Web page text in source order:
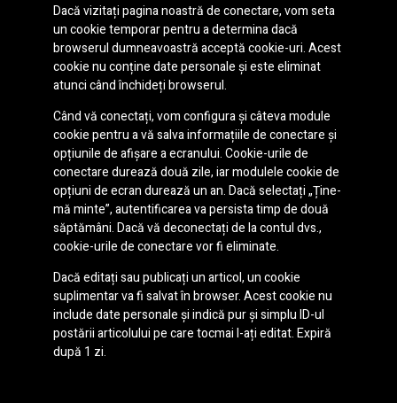
Dacă vizitați pagina noastră de conectare, vom seta
un cookie temporar pentru a determina dacă
browserul dumneavoastră acceptă cookie-uri. Acest
cookie nu conține date personale și este eliminat
atunci când închideți browserul.
Când vă conectați, vom configura și câteva module
cookie pentru a vă salva informațiile de conectare și
opțiunile de afișare a ecranului. Cookie-urile de
conectare durează două zile, iar modulele cookie de
opțiuni de ecran durează un an. Dacă selectați „Ține-
mă minte”, autentificarea va persista timp de două
săptămâni. Dacă vă deconectați de la contul dvs.,
cookie-urile de conectare vor fi eliminate.
Dacă editați sau publicați un articol, un cookie
suplimentar va fi salvat în browser. Acest cookie nu
include date personale și indică pur și simplu ID-ul
postării articolului pe care tocmai l-ați editat. Expiră
după 1 zi.